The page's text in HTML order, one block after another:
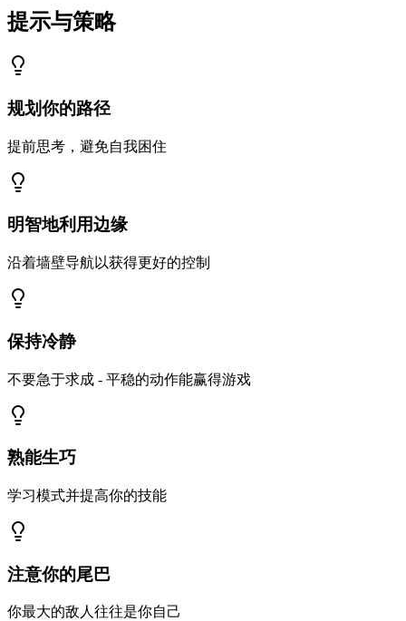
提示与策略
规划你的路径
提前思考，避免自我困住
明智地利用边缘
沿着墙壁导航以获得更好的控制
保持冷静
不要急于求成 - 平稳的动作能赢得游戏
熟能生巧
学习模式并提高你的技能
注意你的尾巴
你最大的敌人往往是你自己